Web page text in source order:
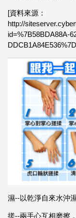
[資料來源：
http://
id=%7B58BDA88A-
濕--以乾淨自來水沖
搓--兩手心互相磨擦